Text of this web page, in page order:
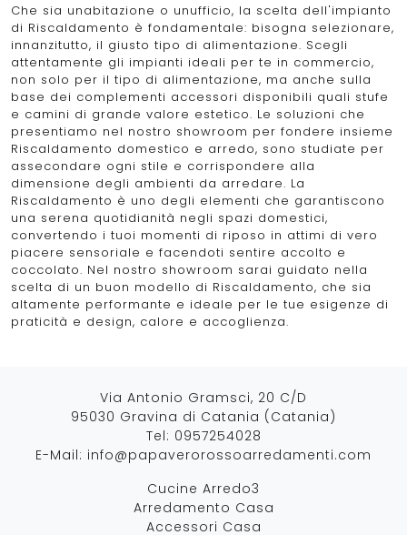
Che sia unabitazione o unufficio, la scelta dell'impianto
di Riscaldamento è fondamentale: bisogna selezionare,
innanzitutto, il giusto tipo di alimentazione. Scegli
attentamente gli impianti ideali per te in commercio,
non solo per il tipo di alimentazione, ma anche sulla
base dei complementi accessori disponibili quali stufe
e camini di grande valore estetico. Le soluzioni che
presentiamo nel nostro showroom per fondere insieme
Riscaldamento domestico e arredo, sono studiate per
assecondare ogni stile e corrispondere alla
dimensione degli ambienti da arredare. La
Riscaldamento è uno degli elementi che garantiscono
una serena quotidianità negli spazi domestici,
convertendo i tuoi momenti di riposo in attimi di vero
piacere sensoriale e facendoti sentire accolto e
coccolato. Nel nostro showroom sarai guidato nella
scelta di un buon modello di Riscaldamento, che sia
altamente performante e ideale per le tue esigenze di
praticità e design, calore e accoglienza.
Via Antonio Gramsci, 20 C/D
95030 Gravina di Catania (Catania)
Tel: 0957254028
E-Mail: info@papaverorossoarredamenti.com
Cucine Arredo3
Arredamento Casa
Accessori Casa